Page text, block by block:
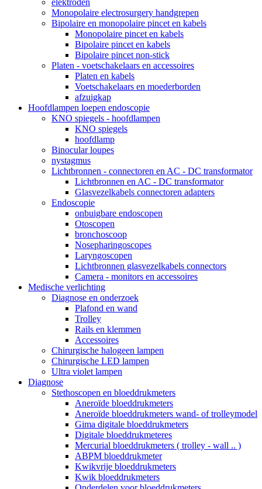
Monopolaire electrosurgery handgrepen
Bipolaire en monopolaire pincet en kabels
Monopolaire pincet en kabels
Bipolaire pincet en kabels
Bipolaire pincet non-stick
Platen - voetschakelaars en accessoires
Platen en kabels
Voetschakelaars en moederborden
afzuigkap
Hoofdlampen loepen endoscopie
KNO spiegels - hoofdlampen
KNO spiegels
hoofdlamp
Binocular loupes
nystagmus
Lichtbronnen - connectoren en AC - DC transformator
Lichtbronnen en AC - DC transformator
Glasvezelkabels connectoren adapters
Endoscopie
onbuigbare endoscopen
Otoscopen
bronchoscoop
Nosepharingoscopes
Laryngoscopen
Lichtbronnen glasvezelkabels connectors
Camera - monitors en accessoires
Medische verlichting
Diagnose en onderzoek
Plafond en wand
Trolley
Rails en klemmen
Accessoires
Chirurgische halogeen lampen
Chirurgische LED lampen
Ultra violet lampen
Diagnose
Stethoscopen en bloeddrukmeters
Aneroïde bloeddrukmeters
Aneroïde bloeddrukmeters wand- of trolleymodel
Gima digitale bloeddrukmeters
Digitale bloeddrukmeteres
Mercurial bloeddrukmeters ( trolley - wall .. )
ABPM bloeddrukmeter
Kwikvrije bloeddrukmeters
Kwik bloeddrukmeters